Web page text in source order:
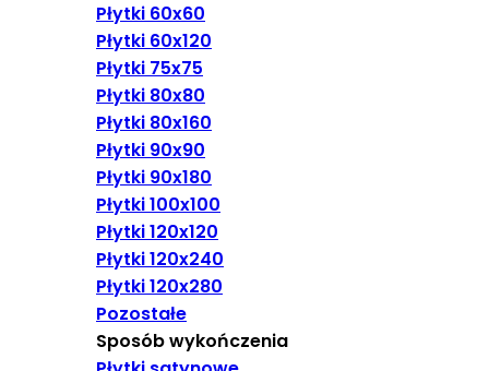
Płytki 60x60
Płytki 60x120
Płytki 75x75
Płytki 80x80
Płytki 80x160
Płytki 90x90
Płytki 90x180
Płytki 100x100
Płytki 120x120
Płytki 120x240
Płytki 120x280
Pozostałe
Sposób wykończenia